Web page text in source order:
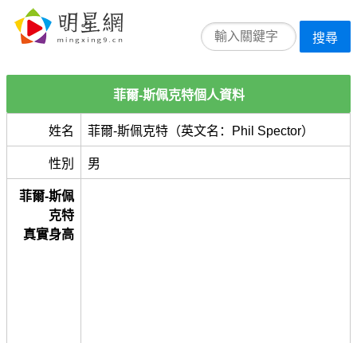
搜尋
菲爾-斯佩克特個人資料
姓名 菲爾-斯佩克特（英文名：Phil Spector）
性別 男
菲爾-斯佩
克特
真實身高